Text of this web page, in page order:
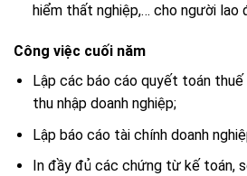
hiểm thất nghiệp,… cho người lao
Công việc cuối năm
Lập các báo cáo quyết toán
thu nhập doanh nghiệp;
Lập báo cáo tài chính doanh
In đầy đủ các chứng từ kế toán,